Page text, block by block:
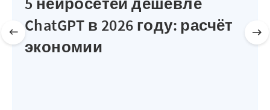
ChatGPT в 2026 году: расчёт
экономии